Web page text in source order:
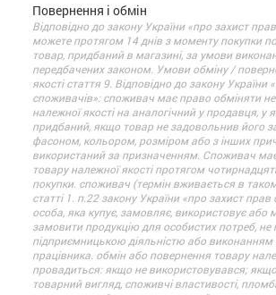
Повернення і обмін
Відповідно до закону України «про захист
можете протягом 14 днів з моменту покупки
товар, придбаний в магазині, за умови
передбачених законом. Умови обміну /
якості стаття 9. Відповідно до закону України
споживачів»: споживач має право обміняти
належної якості на аналогічний у продавця, у
придбаний, якщо товар не задовольнив його
фасоном, кольором, розміром або з інших
використаний за призначенням. Споживач
товару належної якості протягом
покупки. споживач (термін вживається в
статті 1. п.22 закону України «про захист
особа, яка купує, замовляє, використовує або
замовити продукцію для особистих потреб, не
підприємницькою діяльністю або виконанням
працівника. обмін або повернення товару
провадиться: якщо не використовувався;
товарний вигляд, споживчі властивості,